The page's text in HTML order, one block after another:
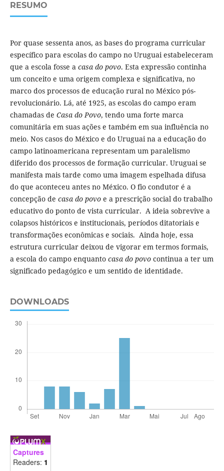
RESUMO
Por quase sessenta anos, as bases do programa curricular
específico para escolas do campo no Uruguai estabeleceram
que a escola fosse a casa do povo. Esta expressão continha
um conceito e uma origem complexa e significativa, no
marco dos processos de educação rural no México pós-
revolucionário. Lá, até 1925, as escolas do campo eram
chamadas de Casa do Povo, tendo uma forte marca
comunitária em suas ações e também em sua influência no
meio. Nos casos do México e do Uruguai na a educação do
campo latinoamericana representam um paralelismo
diferido dos processos de formação curricular. Uruguai se
manifesta mais tarde como uma imagem espelhada difusa
do que aconteceu antes no México. O fio condutor é a
concepção de casa do povoe a prescrição social do trabalho
educativo do ponto de vista curricular. A ideia sobrevive a
colapsos históricos e institucionais, períodos ditatoriais e
transformações econômicas e sociais. Ainda hoje, essa
estrutura curricular deixou de vigorar em termos formais,
a escola do campo enquanto casa do povocontinua a ter um
significado pedagógico e um sentido de identidade.
DOWNLOADS
Captures
Readers: 1